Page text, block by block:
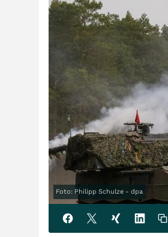
Foto: Philipp Schulze - dpa